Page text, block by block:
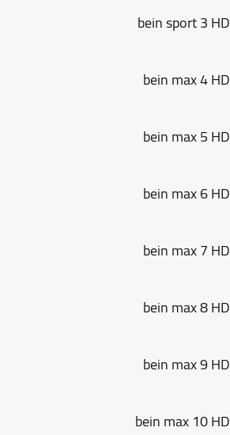
bein sport 3
bein max 4
bein max 5
bein max 6
bein max 7
bein max 8
bein max 9
bein max 10